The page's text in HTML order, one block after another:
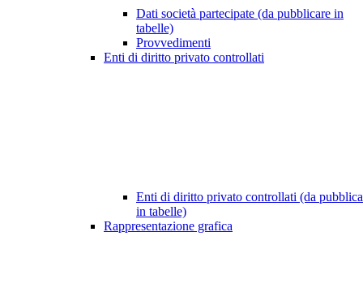
Dati società partecipate (da pubblicare in
tabelle)
Provvedimenti
Enti di diritto privato controllati
Enti di diritto privato controllati (da
in tabelle)
Rappresentazione grafica